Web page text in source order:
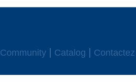
Community Catalog Contactez